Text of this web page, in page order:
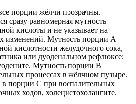
порции жёлчи прозрачны.
сразу равномерная мутность
кислоты и не указывает на
изменений. Мутность порции А
кислотности желудочного сока,
или дуоденальном рефлюксе;
Мутность порции В
процессах в жёлчном пузыре.
порции С при воспалительных
ходов, холецистохолангите.